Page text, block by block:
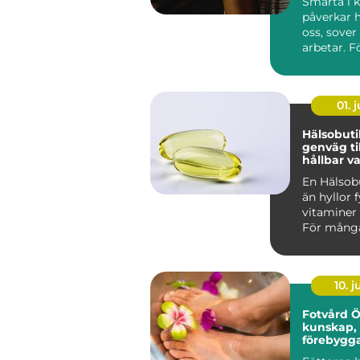
påverkar
oss,
arbetar.
trappor,
01.
Hälsobutik
genväg
hållbar
En
än hyllor
vitaminer
För
kunskap...
10.
Fotvård
kunskap,